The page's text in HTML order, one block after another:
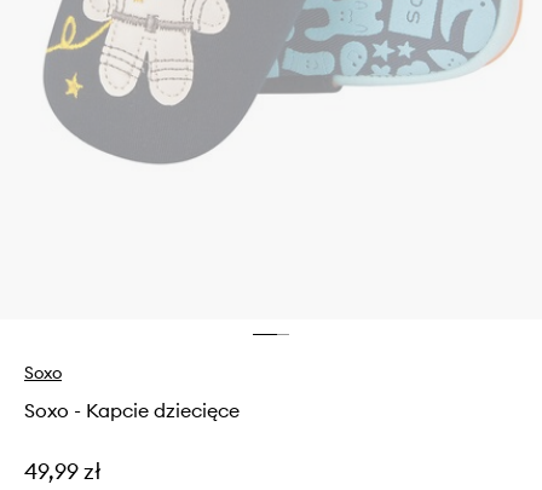
Soxo
Soxo - Kapcie dziecięce
49,99 zł